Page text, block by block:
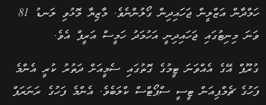
ހަމްދާން އަޒްލީން ޖަހައިދިން ގޯލުންނެވެ. މާޒިޔާ މޮޅުވި ލަނޑު 81
ވަނަ މިނިޓުގައި ޖަހައިދިނީ އަހުމަދު ހަމީސް އަރީފް އެވެ.
ގުރޫޕް އޭގެ އެއްވަނަ ޓީމުގެ ގޮތުގައި ސެމީއަށް ދަތުރު ކުރީ އެންމެ
ފަހުގެ ޗެމްޕިއަން ޓީސީ ސްޕޯޓްސް ކްލަބެވެ. އެންމެ ފަހުގެ ރަނަރަޕް